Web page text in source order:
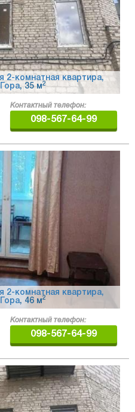
2-комнатная квартира,
, 35 м2
Контактный телефон:
098-567-64-99
2-комнатная квартира,
, 46 м2
Контактный телефон:
098-567-64-99